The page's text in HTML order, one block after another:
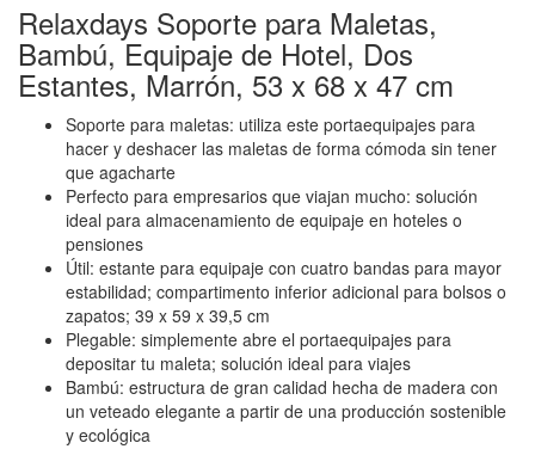
Relaxdays Soporte para Maletas,
Bambú, Equipaje de Hotel, Dos
Estantes, Marrón, 53 x 68 x 47 cm
Soporte para maletas: utiliza este portaequipajes para
hacer y deshacer las maletas de forma cómoda sin tener
que agacharte
Perfecto para empresarios que viajan mucho: solución
ideal para almacenamiento de equipaje en hoteles o
pensiones
Útil: estante para equipaje con cuatro bandas para mayor
estabilidad; compartimento inferior adicional para bolsos o
zapatos; 39 x 59 x 39,5 cm
Plegable: simplemente abre el portaequipajes para
depositar tu maleta; solución ideal para viajes
Bambú: estructura de gran calidad hecha de madera con
un veteado elegante a partir de una producción sostenible
y ecológica